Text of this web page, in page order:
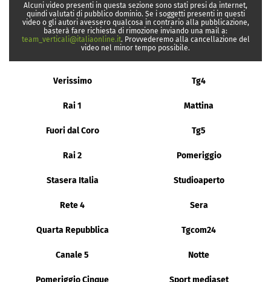
Alcuni video presenti in questa sezione sono stati presi da internet,
quindi valutati di pubblico dominio. Se i soggetti presenti in questi
video o gli autori avessero qualcosa in contrario alla pubblicazione,
basterà fare richiesta di rimozione inviando una mail a:
team_verticali@italiaonline.it. Provvederemo alla cancellazione del
video nel minor tempo possibile.
Verissimo Tg4
Rai 1 Mattina
Fuori dal Coro Tg5
Rai 2 Pomeriggio
Stasera Italia Studioaperto
Rete 4 Sera
Quarta Repubblica Tgcom24
Canale 5 Notte
Pomeriggio Cinque Sport mediaset